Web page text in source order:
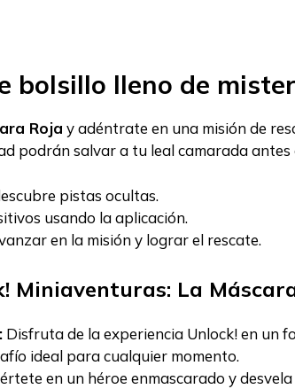
bolsillo lleno de
Roja y adéntrate en una misión de
podrán salvar a tu leal camarada antes
pistas ocultas.
usando la aplicación.
en la misión y lograr el rescate.
Miniaventuras: La
Disfruta de la experiencia Unlock! en un
ideal para cualquier momento.
en un héroe enmascarado y